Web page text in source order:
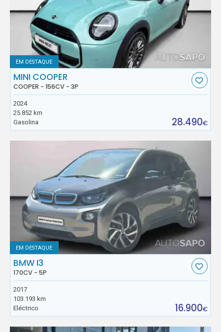
EM DESTAQUE
MINI COOPER
COOPER - 156CV - 3P
2024
25.852 km
Gasolina
28.490€
EM DESTAQUE
BMW I3
170CV - 5P
2017
103.193 km
Eléctrico
16.900€